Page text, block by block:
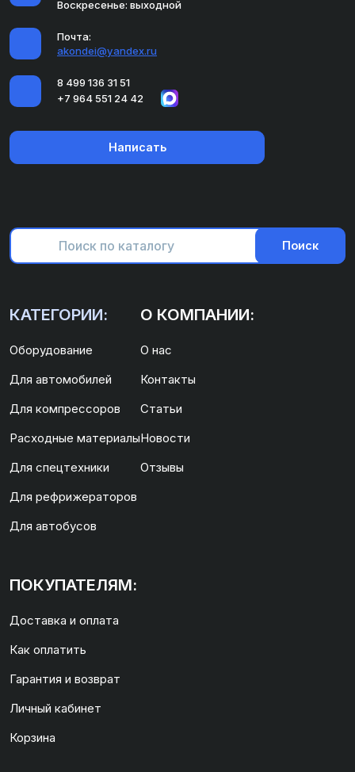
Воскресенье: выходной
Почта:
akondei@yandex.ru
8 499 136 31 51
+7 964 551 24 42
Написать
Поиск
КАТЕГОРИИ:
Оборудование
Для автомобилей
Для компрессоров
Расходные материалы
Для спецтехники
Для рефрижераторов
Для автобусов
О КОМПАНИИ:
О нас
Контакты
Статьи
Новости
Отзывы
ПОКУПАТЕЛЯМ:
Доставка и оплата
Как оплатить
Гарантия и возврат
Личный кабинет
Корзина